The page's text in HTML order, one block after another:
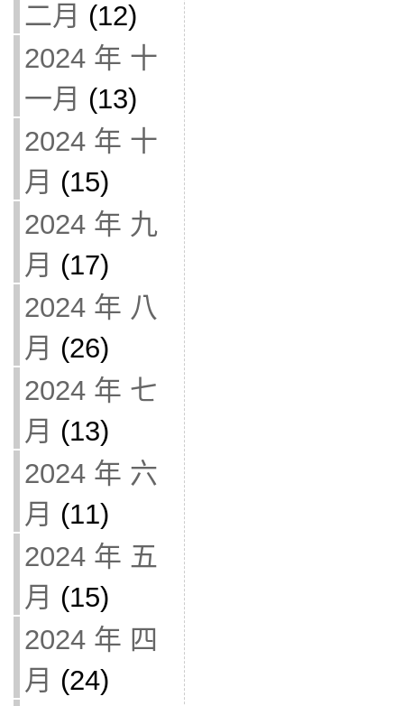
二月 (12)
2024 年 十
一月 (13)
2024 年 十
月 (15)
2024 年 九
月 (17)
2024 年 八
月 (26)
2024 年 七
月 (13)
2024 年 六
月 (11)
2024 年 五
月 (15)
2024 年 四
月 (24)